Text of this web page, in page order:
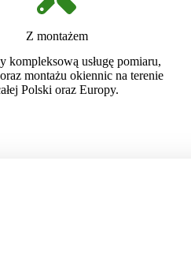
Z montażem
kompleksową usługę pomiaru,
montażu okiennic na terenie
Polski oraz Europy.